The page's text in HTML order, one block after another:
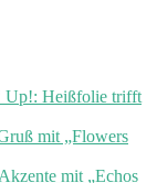
Up!: Heißfolie trifft
mit „Flowers
mit „Echos